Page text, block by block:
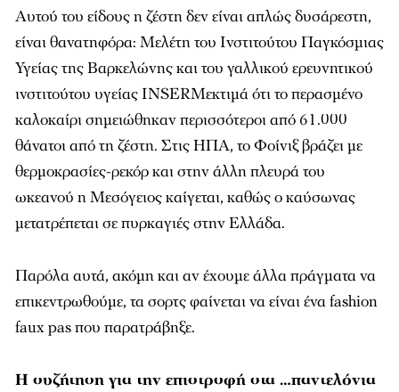
Αυτού του είδους η ζέστη δεν είναι απλώς δυσάρεστη,
είναι θανατηφόρα: Μελέτη του Ινστιτούτου Παγκόσμιας
Υγείας της Βαρκελώνης και του γαλλικού ερευνητικού
ινστιτούτου υγείας INSERMεκτιμά ότι το περασμένο
καλοκαίρι σημειώθηκαν περισσότεροι από 61.000
θάνατοι από τη ζέστη. Στις ΗΠΑ, το Φοίνιξ βράζει με
θερμοκρασίες-ρεκόρ και στην άλλη πλευρά του
ωκεανού η Μεσόγειος καίγεται, καθώς ο καύσωνας
μετατρέπεται σε πυρκαγιές στην Ελλάδα.
Παρόλα αυτά, ακόμη και αν έχουμε άλλα πράγματα να
επικεντρωθούμε, τα σορτς φαίνεται να είναι ένα fashion
faux pas που παρατράβηξε.
Η συζήτηση για την επιστροφή στα …παντελόνια